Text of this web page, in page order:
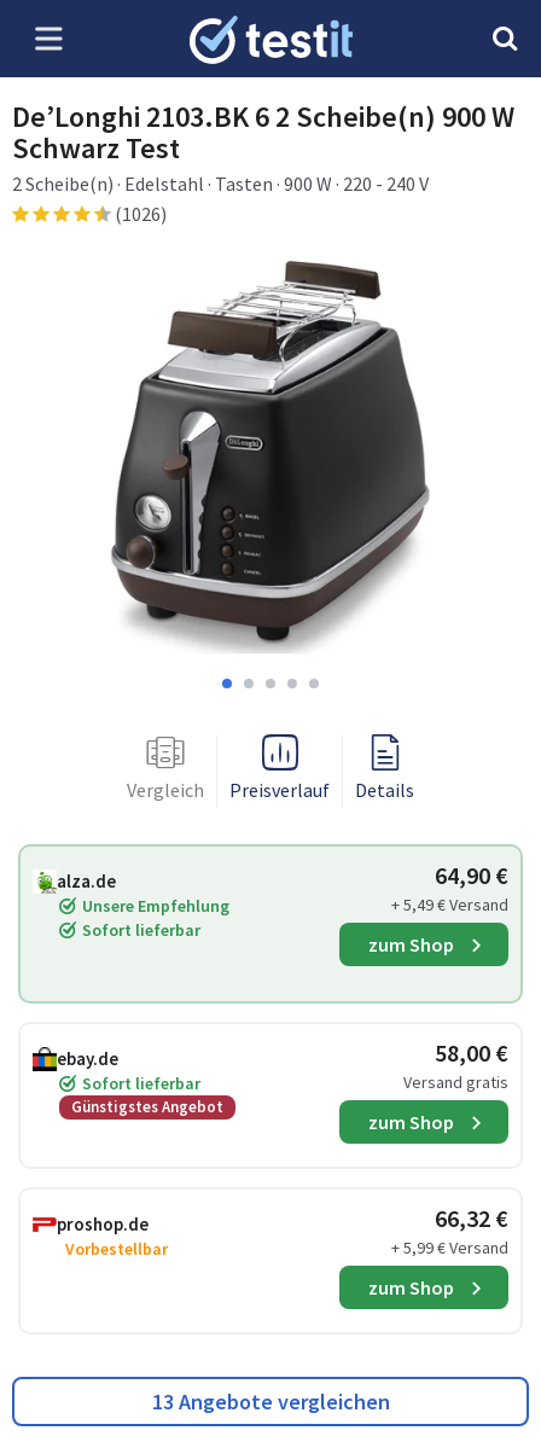
De’Longhi 2103.BK 6 2 Scheibe(n) 900 W
Schwarz Test
2 Scheibe(n) · Edelstahl · Tasten · 900 W · 220 - 240 V
(1026)
Vergleich Preisverlauf Details
alza.de
Unsere Empfehlung
Sofort lieferbar
64,90 €
+ 5,49 € Versand
zum Shop
ebay.de
Sofort lieferbar
Günstigstes Angebot
58,00 €
Versand gratis
zum Shop
proshop.de
Vorbestellbar
66,32 €
+ 5,99 € Versand
zum Shop
13 Angebote vergleichen